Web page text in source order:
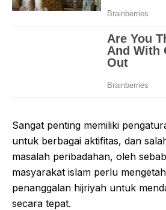
Sangat penting memiliki
untuk berbagai aktifitas, dan
masalah peribadahan, oleh
masyarakat islam perlu
penanggalan hijriyah untuk
secara tepat.